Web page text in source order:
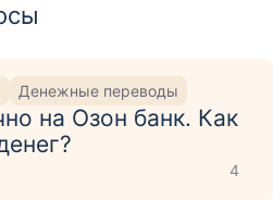
Денежные переводы
на Озон банк. Как
4